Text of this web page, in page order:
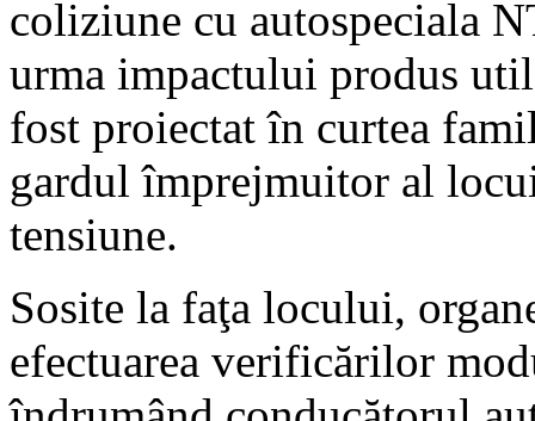
coliziune cu autospeciala
urma impactului produs
fost proiectat în curtea
gardul împrejmuitor al
tensiune.
Sosite la faţa locului,
efectuarea verificărilor